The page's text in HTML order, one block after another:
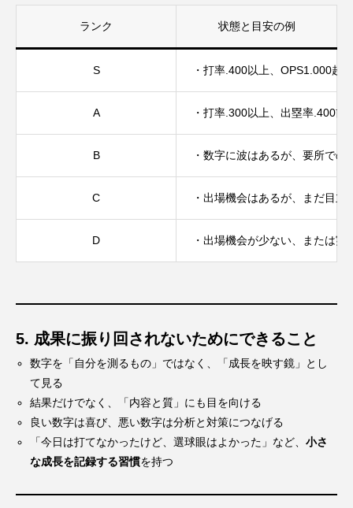
ランク 状態と目安の例
S ・打率.400以上、OPS1.000超
A ・打率.300以上、出塁率.400
B ・数字に波はあるが、要所で
C ・出場機会はあるが、まだ目
D ・出場機会が少ない、または
5. 成果に振り回されないためにできること
数字を「自分を測るもの」ではなく、「成長を映す鏡」とし
て見る
結果だけでなく、「内容と質」にも目を向ける
良い数字は喜び、悪い数字は分析と対策につなげる
「今日は打てなかったけど、選球眼はよかった」など、小さ
な成長を記録する習慣を持つ